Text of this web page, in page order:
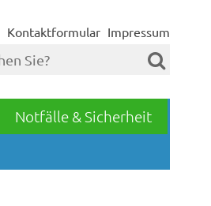
Kontaktformular Impressum
Notfälle & Sicherheit